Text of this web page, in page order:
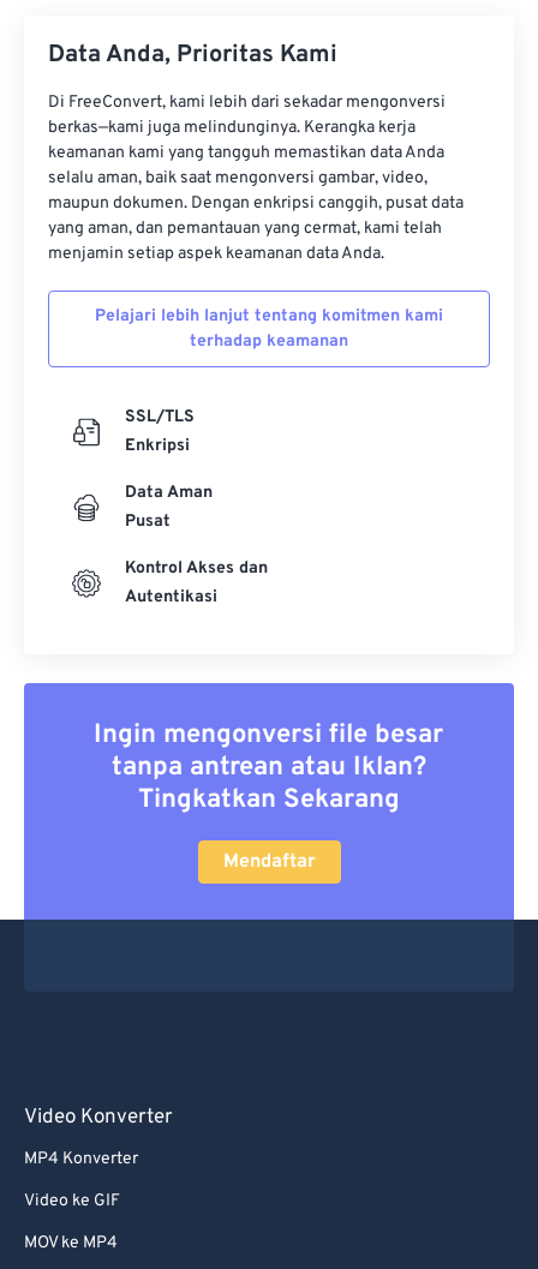
Data Anda, Prioritas Kami
Di FreeConvert, kami lebih dari sekadar mengonversi
berkas—kami juga melindunginya. Kerangka kerja
keamanan kami yang tangguh memastikan data Anda
selalu aman, baik saat mengonversi gambar, video,
maupun dokumen. Dengan enkripsi canggih, pusat data
yang aman, dan pemantauan yang cermat, kami telah
menjamin setiap aspek keamanan data Anda.
Pelajari lebih lanjut tentang komitmen kami
terhadap keamanan
SSL/TLS
Enkripsi
Data Aman
Pusat
Kontrol Akses dan
Autentikasi
Ingin mengonversi file besar
tanpa antrean atau Iklan?
Tingkatkan Sekarang
Mendaftar
Video Konverter
MP4 Konverter
Video ke GIF
MOV ke MP4